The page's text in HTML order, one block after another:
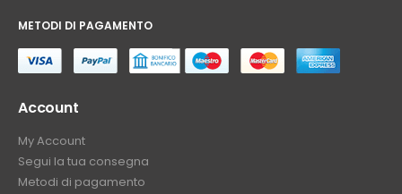
METODI DI PAGAMENTO
Account
My Account
Segui la tua consegna
Metodi di pagamento